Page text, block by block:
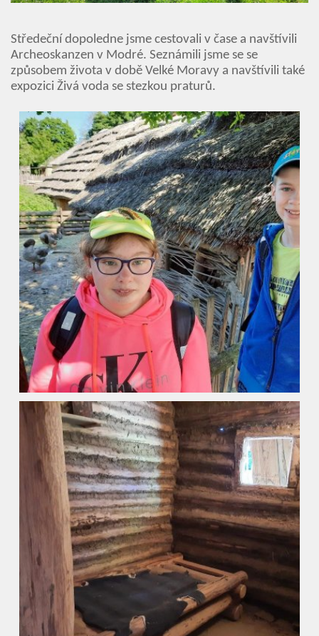
Úvod
Organizace školního roku
Úřední deska
Naše škola
Základní škola
ZŠ speciální
Vyhledávání na webu
Středeční dopoledne jsme cestovali v čase a navštívili
Archeoskanzen v Modré. Seznámili jsme se se
způsobem života v době Velké Moravy a navštívili také
expozici Živá voda se stezkou praturů.